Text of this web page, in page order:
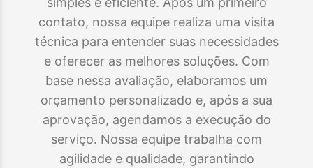
contato, nossa equipe realiza uma visita
técnica para entender suas necessidades
e oferecer as melhores soluções. Com
base nessa avaliação, elaboramos um
orçamento personalizado e, após a sua
aprovação, agendamos a execução do
serviço. Nossa equipe trabalha com
agilidade e qualidade, garantindo